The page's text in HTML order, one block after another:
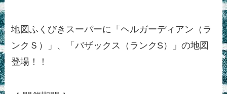
地図ふくびきスーパーに「ヘルガーディアン（ラ
ンクＳ）」、「バザックス（ランクS）」の地図
登場！！